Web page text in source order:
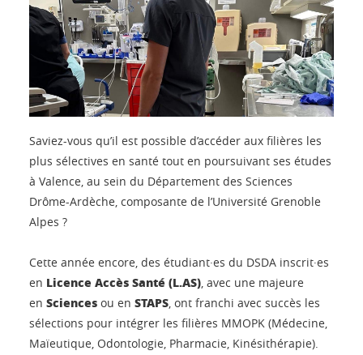
Saviez-vous qu’il est possible d’accéder aux filières les
plus sélectives en santé tout en poursuivant ses études
à Valence, au sein du Département des Sciences
Drôme-Ardèche, composante de l’Université Grenoble
Alpes ?
Cette année encore, des étudiant·es du DSDA inscrit·es
en Licence Accès Santé (L.AS) , avec une majeure
en Sciences ou en STAPS , ont franchi avec succès les
sélections pour intégrer les filières MMOPK (Médecine,
Maïeutique, Odontologie, Pharmacie, Kinésithérapie).